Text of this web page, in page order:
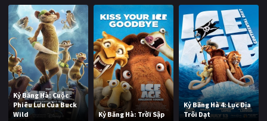
Kỷ Băng Hà: Cuộc
Phiêu Lưu Của Buck
Wild
Kỷ Băng Hà: Trời Sập
Kỷ Băng Hà 4: Lục Địa
Trôi Dạt